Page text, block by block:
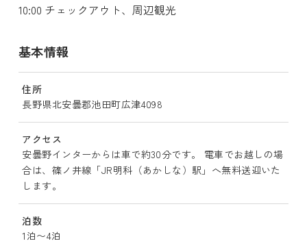
10:00 チェックアウト、周辺観光
基本情報
住所
長野県北安曇郡池田町広津4098
アクセス
安曇野インターからは車で約30分です。 電車でお越しの場
合は、篠ノ井線「JR明科（あかしな）駅」へ無料送迎いた
します。
泊数
1泊〜4泊